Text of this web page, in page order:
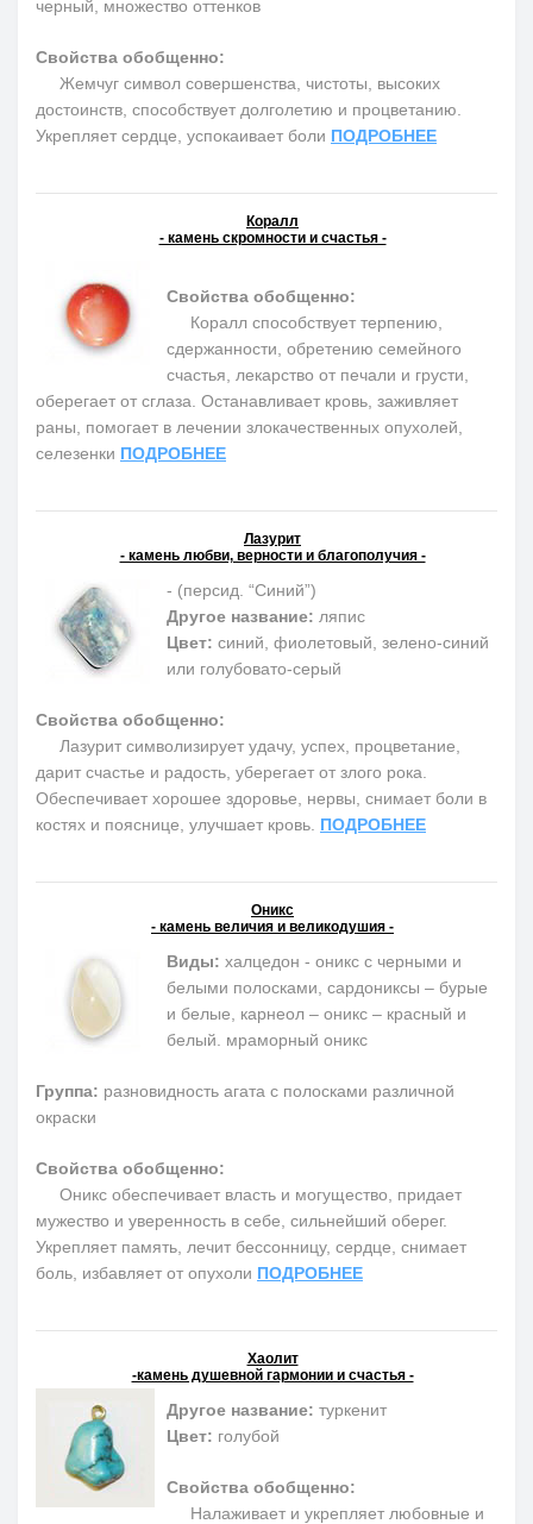
черный, множество оттенков
Свойства обобщенно:
Жемчуг символ совершенства, чистоты, высоких
достоинств, способствует долголетию и процветанию.
Укрепляет сердце, успокаивает боли ПОДРОБНЕЕ
Коралл
- камень скромности и счастья -
Свойства обобщенно:
Коралл способствует терпению,
сдержанности, обретению семейного
счастья, лекарство от печали и грусти,
оберегает от сглаза. Останавливает кровь, заживляет
раны, помогает в лечении злокачественных опухолей,
селезенки ПОДРОБНЕЕ
Лазурит
- камень любви, верности и благополучия -
- (персид. “Синий”)
Другое название: ляпис
Цвет: синий, фиолетовый, зелено-синий
или голубовато-серый
Свойства обобщенно:
Лазурит символизирует удачу, успех, процветание,
дарит счастье и радость, уберегает от злого рока.
Обеспечивает хорошее здоровье, нервы, снимает боли в
костях и пояснице, улучшает кровь. ПОДРОБНЕЕ
Оникс
- камень величия и великодушия -
Виды: халцедон - оникс с черными и
белыми полосками, сардониксы – бурые
и белые, карнеол – оникс – красный и
белый. мраморный оникс
Группа: разновидность агата с полосками различной
окраски
Свойства обобщенно:
Оникс обеспечивает власть и могущество, придает
мужество и уверенность в себе, сильнейший оберег.
Укрепляет память, лечит бессонницу, сердце, снимает
боль, избавляет от опухоли ПОДРОБНЕЕ
Хаолит
-камень душевной гармонии и счастья -
Другое название: туркенит
Цвет: голубой
Свойства обобщенно:
Налаживает и укрепляет любовные и